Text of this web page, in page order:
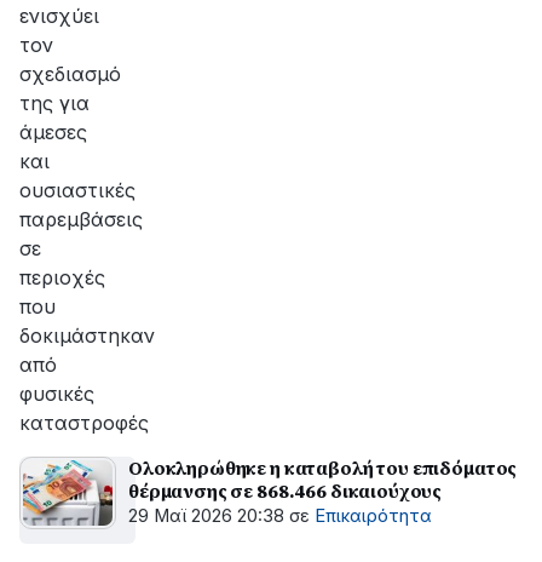
ενισχύει
τον
σχεδιασμό
της για
άμεσες
και
ουσιαστικές
παρεμβάσεις
σε
περιοχές
που
δοκιμάστηκαν
από
φυσικές
καταστροφές
Ολοκληρώθηκε η καταβολή του επιδόματος
θέρμανσης σε 868.466 δικαιούχους
29 Μαϊ 2026 20:38 σε Επικαιρότητα